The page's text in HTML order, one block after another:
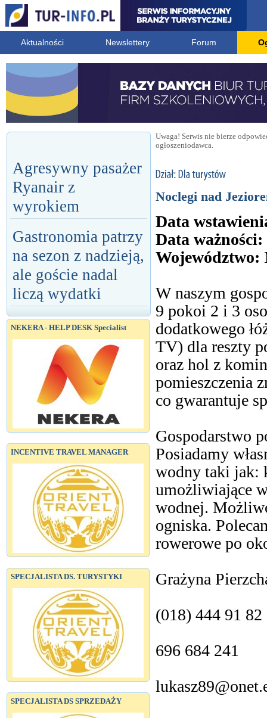
Aktualności Newslettery Forum
Agresywny pasażer
Ryanair z
wyrokiem
Gastronomia patrzy
na sezon z nadzieją,
ale goście nadal
liczą wydatki
NEKERA - HELP DESK Specialist
INCENTIVE TRAVEL MANAGER
SPECJALISTA DS. TURYSTYKI
SPECJALISTA DS SPRZEDAŻY
Uwaga! Serwis nie bierze
ogłoszeniodawca.
Noclegi nad
Data
Data ważności:
Województwo:
W naszym
9 pokoi 2 i 3
dodatkowego
TV) dla reszty
oraz hol z
pomieszczenia
co gwarantuje
Gospodarstwo
Posiadamy
wodny taki jak:
umożliwiające
wodnej.
ogniska.
rowerowe po
Grażyna
(018) 444 91 82
696 684 241